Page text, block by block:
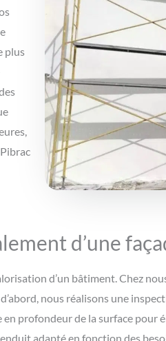
plus
d’une
d’un bâtiment. Chez
nous réalisons une
profondeur de la surface pour
adapté en fonction des